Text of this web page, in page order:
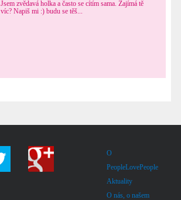
Jsem zvědavá holka a často se cítím sama. Zajímá tě
víc? Napiš mi :) budu se těš...
O
PeopleLovePeople
Aktuality
O nás, o našem